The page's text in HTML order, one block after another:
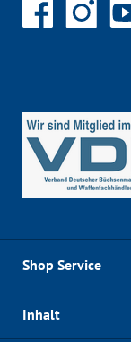
Shop Service
Inhalt